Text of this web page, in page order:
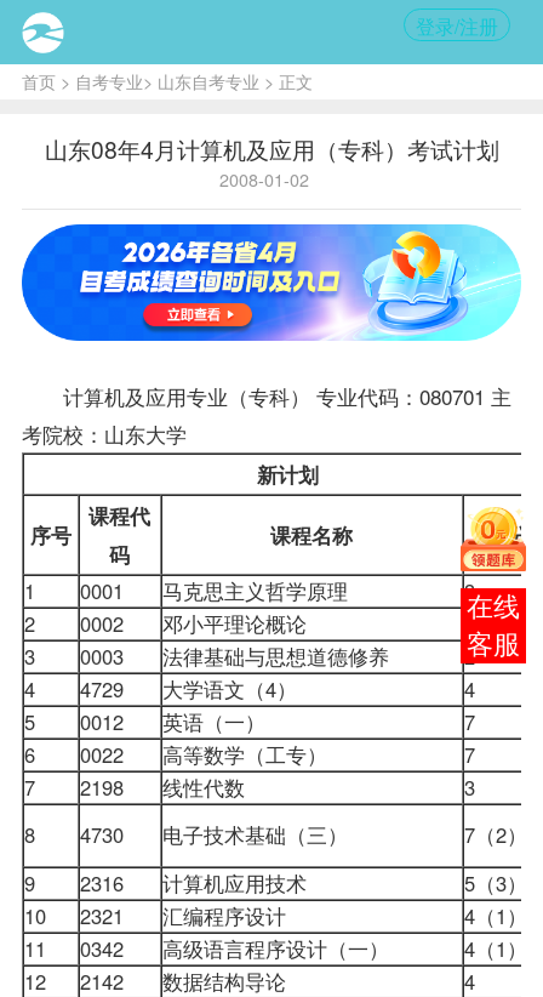
登录/注册
首页> 自考专业> 山东自考专业 > 正文
山东08年4月计算机及应用（专科）考试计划
2008-01-02
计算机及应用专业（专科）
专业代码：080701 主
考院校：山东大学
新计划
序号
课程代
码
课程名称
学分
1
0001 马克思主义哲学原理
3
2
0002 邓小平理论概论
3
3
0003 法律基础与思想道德修养
2
4
4729 大学语文 （4）
4
5
0012 英语（一）
7
6
0022 高等数学（工专）
7
7
2198 线性代数
3
8
4730 电子技术基础（三）
7（2）
9
2316 计算机应用技术
5（3）
10
2321 汇编程序设计
4（1）
11
0342 高级语言程序设计（一）
4（1）
12
2142 数据结构导论
4
报考
咨询